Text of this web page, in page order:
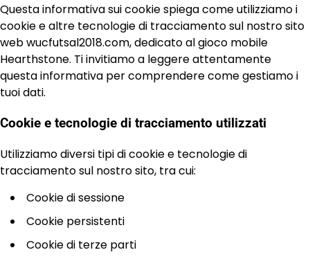
Questa informativa sui cookie spiega come utilizziamo i
cookie e altre tecnologie di tracciamento sul nostro sito
web wucfutsal2018.com, dedicato al gioco mobile
Hearthstone. Ti invitiamo a leggere attentamente
questa informativa per comprendere come gestiamo i
tuoi dati.
Cookie e tecnologie di tracciamento utilizzati
Utilizziamo diversi tipi di cookie e tecnologie di
tracciamento sul nostro sito, tra cui:
Cookie di sessione
Cookie persistenti
Cookie di terze parti